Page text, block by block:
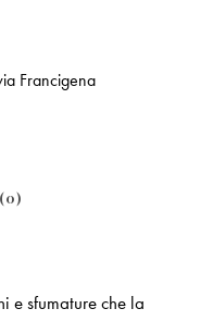
Francigena
e sfumature che la